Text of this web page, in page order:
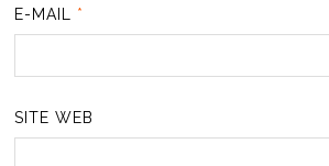
E-MAIL *
SITE WEB